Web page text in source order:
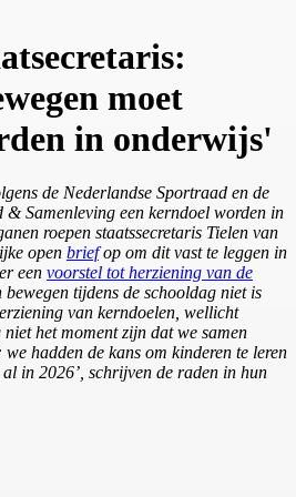
moet
in onderwijs'
de Nederlandse Sportraad en de
& Samenleving een kerndoel worden in
roepen staatssecretaris Tielen van
open briefop om dit vast te leggen in
een voorstel tot herziening van de
tijdens de schooldag niet is
van kerndoelen, wellicht
het moment zijn dat we samen
hadden de kans om kinderen te leren
in 2026’, schrijven de raden in hun